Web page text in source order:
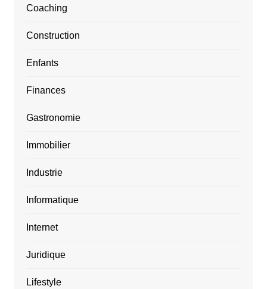
Coaching
Construction
Enfants
Finances
Gastronomie
Immobilier
Industrie
Informatique
Internet
Juridique
Lifestyle